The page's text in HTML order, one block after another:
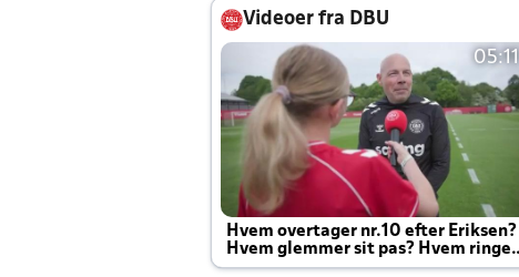
Videoer fra DBU
05:11
Hvem overtager nr.10 efter Eriksen?
Hvem glemmer sit pas? Hvem ringer
Joachim altid til efter kampe?